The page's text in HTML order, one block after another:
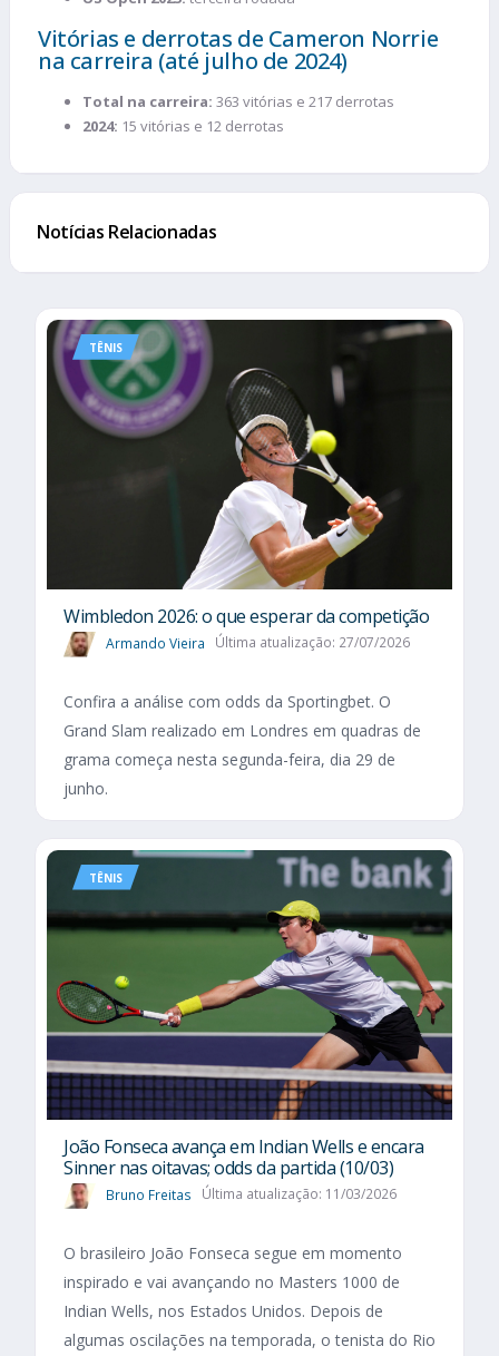
Vitórias e derrotas de Cameron Norrie
na carreira (até julho de 2024)
Total na carreira: 363 vitórias e 217 derrotas
2024: 15 vitórias e 12 derrotas
Notícias Relacionadas
TÊNIS
Wimbledon 2026: o que esperar da competição
Armando Vieira Última atualização: 27/07/2026
Confira a análise com odds da Sportingbet. O
Grand Slam realizado em Londres em quadras de
grama começa nesta segunda-feira, dia 29 de
junho.
TÊNIS
João Fonseca avança em Indian Wells e encara
Sinner nas oitavas; odds da partida (10/03)
Bruno Freitas Última atualização: 11/03/2026
O brasileiro João Fonseca segue em momento
inspirado e vai avançando no Masters 1000 de
Indian Wells, nos Estados Unidos. Depois de
algumas oscilações na temporada, o tenista do Rio